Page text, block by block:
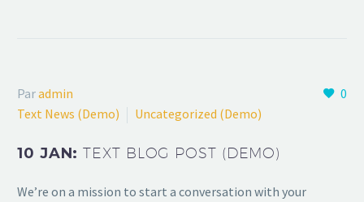
0
Paradmin
Text News (Demo)
Uncategorized (Demo)
10 JAN:TEXT BLOG POST (DEMO)
We’re on a mission to start a conversation with your